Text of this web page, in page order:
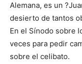
Alemana, es un
desierto de tantos
En el Sínodo sobre
veces para pedir
sobre el celibato.